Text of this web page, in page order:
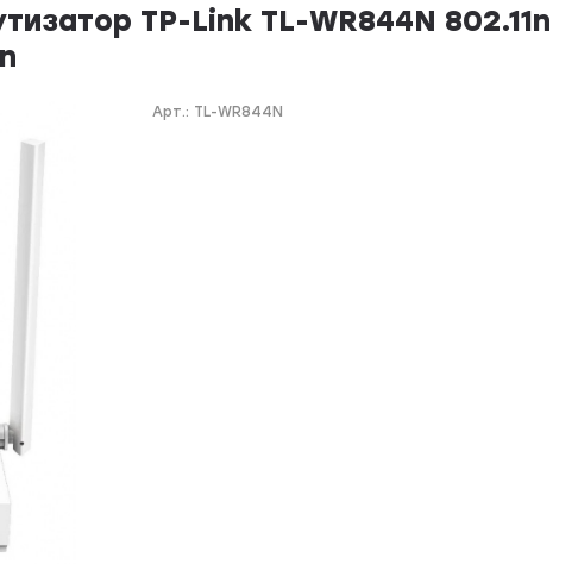
TP-Link TL-WR844N 802.11n
Арт.: TL-WR844N